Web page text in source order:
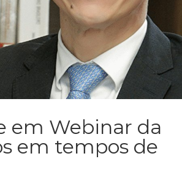
em Webinar da
em tempos de